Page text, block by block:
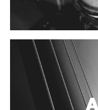
Mezcladora
Interfaz
Agujas
Audifonos
Accesorios